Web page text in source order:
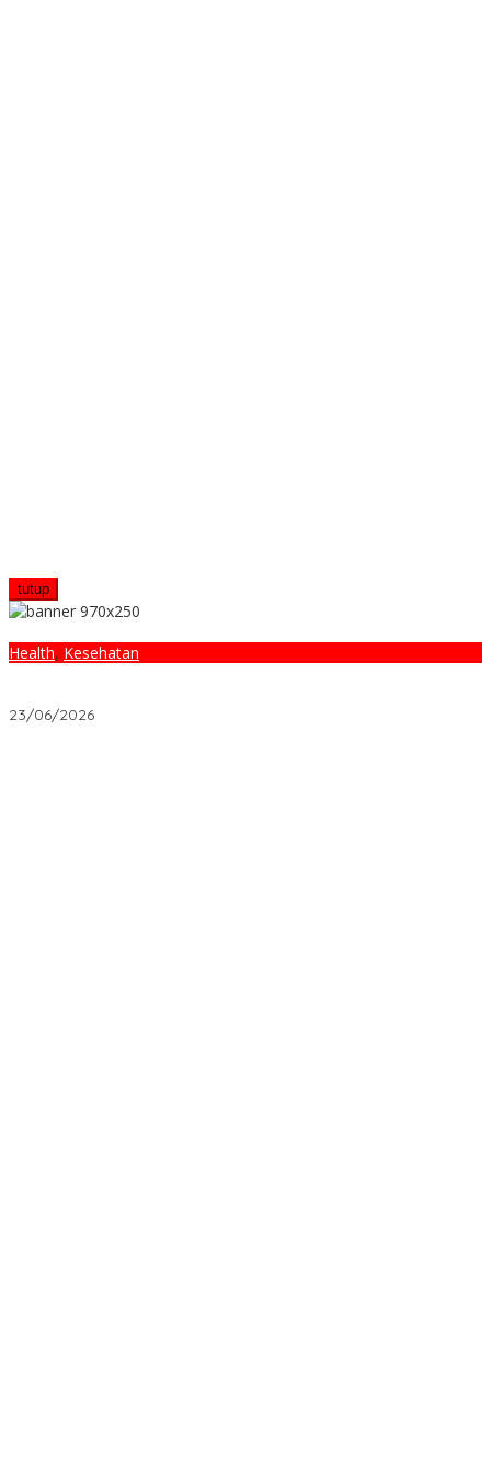
tutup
Health, Kesehatan
23/06/2026